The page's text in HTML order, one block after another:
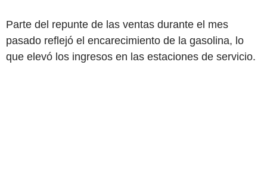
Parte del repunte de las ventas durante el mes
pasado reflejó el encarecimiento de la gasolina, lo
que elevó los ingresos en las estaciones de servicio.